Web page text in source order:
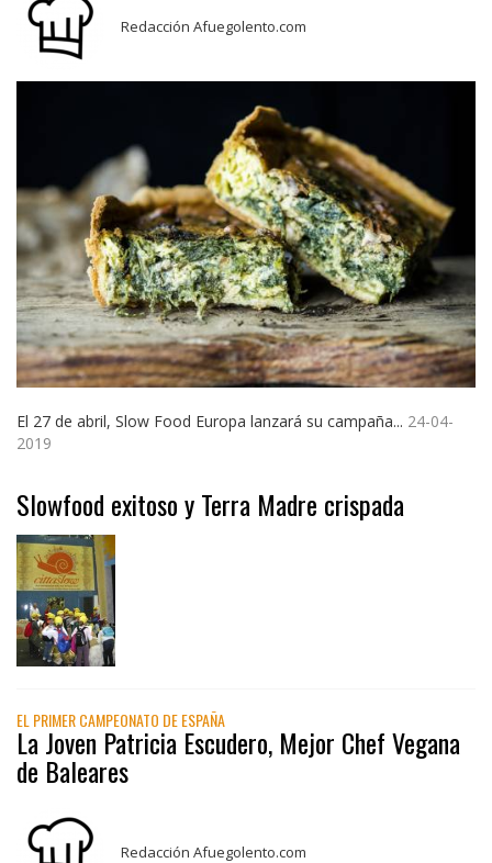
Redacción Afuegolento.com
El 27 de abril, Slow Food Europa lanzará su campaña... 24-04-
2019
Slowfood exitoso y Terra Madre crispada
EL PRIMER CAMPEONATO DE ESPAÑA
La Joven Patricia Escudero, Mejor Chef Vegana
de Baleares
Redacción Afuegolento.com